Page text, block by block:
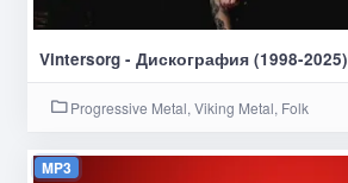
Vintersorg - Дискография (1998-2025)
Progressive Metal, Viking Metal, Folk
MP3